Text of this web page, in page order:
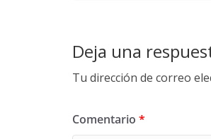
Deja una
Tu dirección de correo
Comentario *